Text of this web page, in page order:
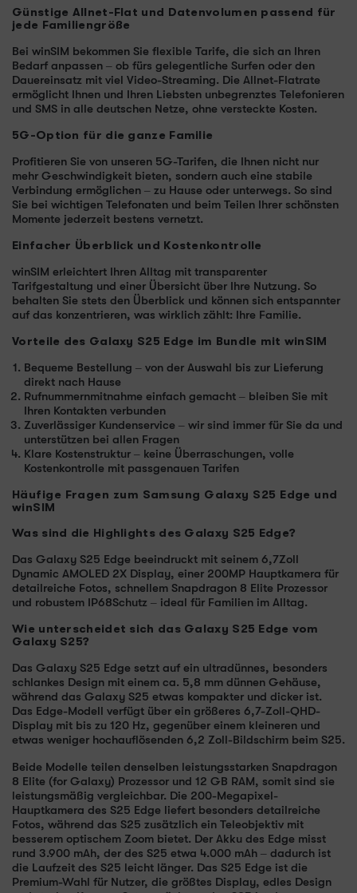
Günstige Allnet-Flat und Datenvolumen passend für
jede Familiengröße
Bei winSIM bekommen Sie flexible Tarife, die sich an Ihren
Bedarf anpassen – ob fürs gelegentliche Surfen oder den
Dauereinsatz mit viel Video-Streaming. Die Allnet-Flatrate
ermöglicht Ihnen und Ihren Liebsten unbegrenztes Telefonieren
und SMS in alle deutschen Netze, ohne versteckte Kosten.
5G-Option für die ganze Familie
Profitieren Sie von unseren 5G-Tarifen, die Ihnen nicht nur
mehr Geschwindigkeit bieten, sondern auch eine stabile
Verbindung ermöglichen – zu Hause oder unterwegs. So sind
Sie bei wichtigen Telefonaten und beim Teilen Ihrer schönsten
Momente jederzeit bestens vernetzt.
Einfacher Überblick und Kostenkontrolle
winSIM erleichtert Ihren Alltag mit transparenter
Tarifgestaltung und einer Übersicht über Ihre Nutzung. So
behalten Sie stets den Überblick und können sich entspannter
auf das konzentrieren, was wirklich zählt: Ihre Familie.
Vorteile des Galaxy S25 Edge im Bundle mit winSIM
Bequeme Bestellung – von der Auswahl bis zur Lieferung
direkt nach Hause
Rufnummernmitnahme einfach gemacht – bleiben Sie mit
Ihren Kontakten verbunden
Zuverlässiger Kundenservice – wir sind immer für Sie da und
unterstützen bei allen Fragen
Klare Kostenstruktur – keine Überraschungen, volle
Kostenkontrolle mit passgenauen Tarifen
Häufige Fragen zum Samsung Galaxy S25 Edge und
winSIM
Was sind die Highlights des Galaxy S25 Edge?
Das Galaxy S25 Edge beeindruckt mit seinem 6,7Zoll
Dynamic AMOLED 2X Display, einer 200MP Hauptkamera für
detailreiche Fotos, schnellem Snapdragon 8 Elite Prozessor
und robustem IP68Schutz – ideal für Familien im Alltag.
Wie unterscheidet sich das Galaxy S25 Edge vom
Galaxy S25?
Das Galaxy S25 Edge setzt auf ein ultradünnes, besonders
schlankes Design mit einem ca. 5,8 mm dünnen Gehäuse,
während das Galaxy S25 etwas kompakter und dicker ist.
Das Edge-Modell verfügt über ein größeres 6,7-Zoll-QHD-
Display mit bis zu 120 Hz, gegenüber einem kleineren und
etwas weniger hochauflösenden 6,2 Zoll-Bildschirm beim S25.
Beide Modelle teilen denselben leistungsstarken Snapdragon
8 Elite (for Galaxy) Prozessor und 12 GB RAM, somit sind sie
leistungsmäßig vergleichbar. Die 200-Megapixel-
Hauptkamera des S25 Edge liefert besonders detailreiche
Fotos, während das S25 zusätzlich ein Teleobjektiv mit
besserem optischem Zoom bietet. Der Akku des Edge misst
rund 3.900 mAh, der des S25 etwa 4.000 mAh – dadurch ist
die Laufzeit des S25 leicht länger. Das S25 Edge ist die
Premium-Wahl für Nutzer, die größtes Display, edles Design